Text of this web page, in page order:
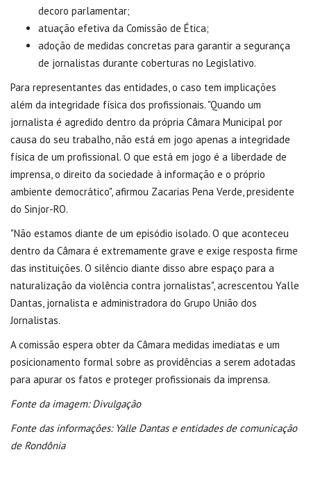
decoro parlamentar;
atuação efetiva da Comissão de Ética;
adoção de medidas concretas para garantir a segurança
de jornalistas durante coberturas no Legislativo.
Para representantes das entidades, o caso tem implicações
além da integridade física dos profissionais. "Quando um
jornalista é agredido dentro da própria Câmara Municipal por
causa do seu trabalho, não está em jogo apenas a integridade
física de um profissional. O que está em jogo é a liberdade de
imprensa, o direito da sociedade à informação e o próprio
ambiente democrático", afirmou Zacarias Pena Verde, presidente
do Sinjor-RO.
"Não estamos diante de um episódio isolado. O que aconteceu
dentro da Câmara é extremamente grave e exige resposta firme
das instituições. O silêncio diante disso abre espaço para a
naturalização da violência contra jornalistas", acrescentou Yalle
Dantas, jornalista e administradora do Grupo União dos
Jornalistas.
A comissão espera obter da Câmara medidas imediatas e um
posicionamento formal sobre as providências a serem adotadas
para apurar os fatos e proteger profissionais da imprensa.
Fonte da imagem: Divulgação
Fonte das informações: Yalle Dantas e entidades de comunicação
de Rondônia